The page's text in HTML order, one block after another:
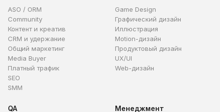
ASO / ORM
Community
Контент и креатив
CRM и удержание
Общий маркетинг
Media Buyer
Платный трафик
SEO
SMM
Game Design
Графический дизайн
Иллюстрация
Motion-дизайн
Продуктовый дизайн
UX/UI
Web-дизайн
QA Менеджмент